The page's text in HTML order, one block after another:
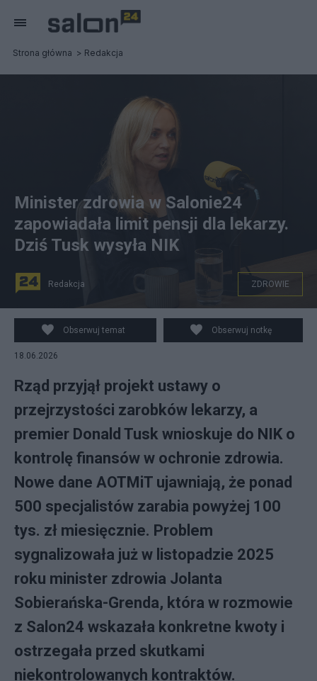
Strona główna Redakcja
Minister zdrowia Jolanta Sobierańska - Gerda w
Salon24.pl
Minister zdrowia w Salonie24
zapowiadała limit pensji dla lekarzy.
Dziś Tusk wysyła NIK
Redakcja ZDROWIE
Obserwuj temat Obserwuj notkę
18.06.2026
Rząd przyjął projekt ustawy o
przejrzystości zarobków lekarzy, a
premier Donald Tusk wnioskuje do NIK o
kontrolę finansów w ochronie zdrowia.
Nowe dane AOTMiT ujawniają, że ponad
500 specjalistów zarabia powyżej 100
tys. zł miesięcznie. Problem
sygnalizowała już w listopadzie 2025
roku minister zdrowia Jolanta
Sobierańska-Grenda, która w rozmowie
z Salon24 wskazała konkretne kwoty i
ostrzegała przed skutkami
niekontrolowanych kontraktów.